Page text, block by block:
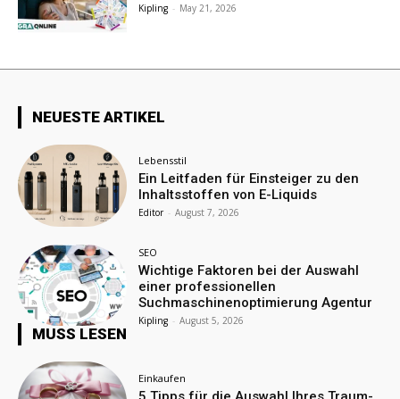
Kipling - May 21, 2026
NEUESTE ARTIKEL
Lebensstil
Ein Leitfaden für Einsteiger zu den
Inhaltsstoffen von E-Liquids
Editor - August 7, 2026
SEO
Wichtige Faktoren bei der Auswahl
einer professionellen
Suchmaschinenoptimierung Agentur
Kipling - August 5, 2026
MUSS LESEN
Einkaufen